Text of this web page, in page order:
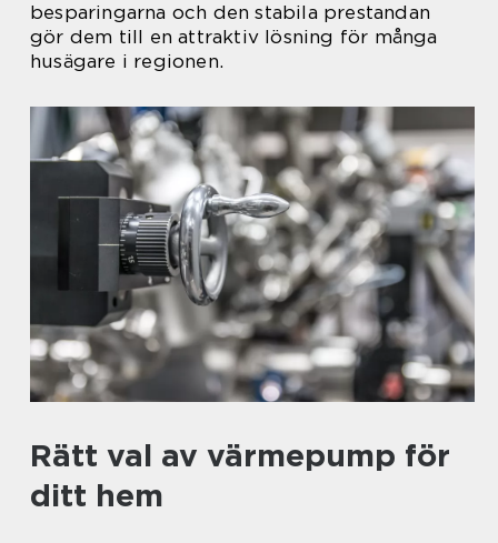
besparingarna och den stabila prestandan
gör dem till en attraktiv lösning för många
husägare i regionen.
Rätt val av värmepump för
ditt hem